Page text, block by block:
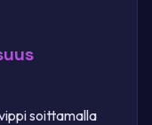
soittamalla